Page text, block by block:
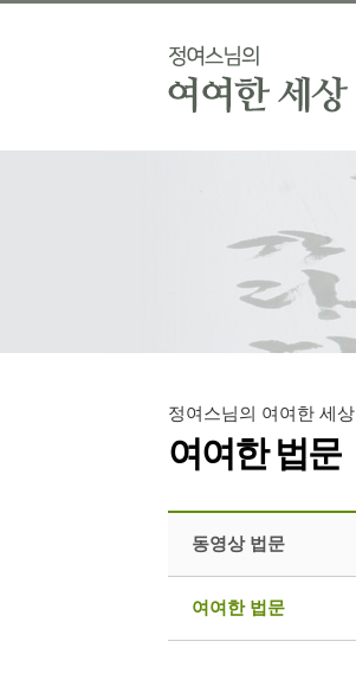
정여스님의 여여한 세상
여여한 법문
동영상 법문
여여한 법문